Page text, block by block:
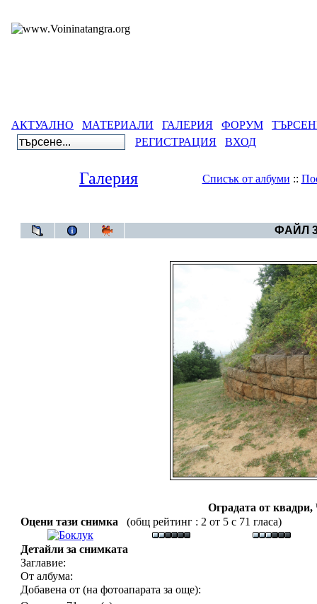
АКТУАЛНО МАТЕРИАЛИ ГАЛЕРИЯ ФОРУМ
РЕГИСТРАЦИЯ
ВХОД
Галерия Списък от албуми ::
ФАЙЛ
Оградата от
Оцени тази снимка
(общ рейтинг : 2 от 5 с 71 гласа)
Детайли за снимката
Заглавие:
От албума:
Добавена от (на фотоапарата за още):